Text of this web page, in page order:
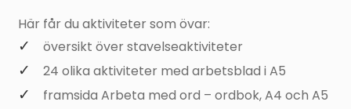
Här får du aktiviteter som övar:
översikt över stavelseaktiviteter
24 olika aktiviteter med arbetsblad i A5
framsida Arbeta med ord – ordbok, A4 och A5